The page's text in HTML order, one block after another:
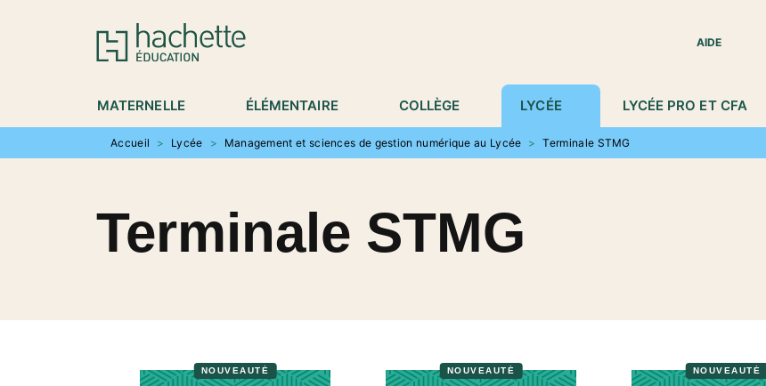
MENU RECHERCHE
AIDE
MATERNELLE ÉLÉMENTAIRE COLLÈGE LYCÉE LYCÉE PRO ET CFA
Accueil > Lycée > Management et sciences de gestion numérique au Lycée > Terminale STMG
Terminale STMG
NOUVEAUTÉ NOUVEAUTÉ NOUVEAUTÉ